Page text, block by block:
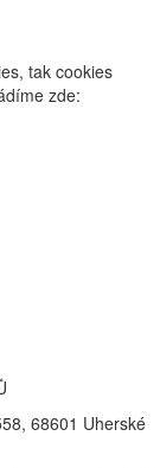
tak cookies
zde:
68601 Uherské